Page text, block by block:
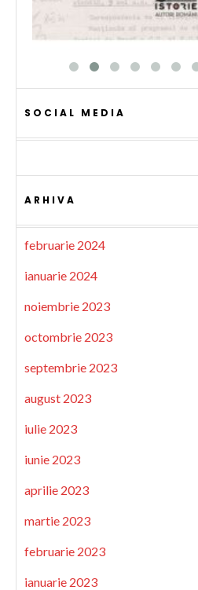
SOCIAL MEDIA
ARHIVA
februarie 2024
ianuarie 2024
noiembrie 2023
octombrie 2023
septembrie 2023
august 2023
iulie 2023
iunie 2023
aprilie 2023
martie 2023
februarie 2023
ianuarie 2023